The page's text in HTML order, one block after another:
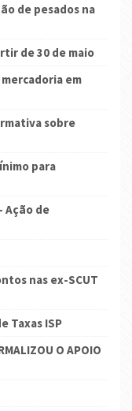
de pesados na
de 30 de maio
em
sobre
para
Ação de
nas ex-SCUT
Taxas ISP
O APOIO